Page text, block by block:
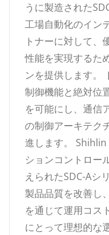
うに製造された
工場自動化のイン
トナーに対して、
性能を実現するた
ンを提供します。
制御機能と絶対位
を可能にし、通信
の制御アーキテク
進します。
ションコントロー
えられたSDC-Aシ
製品品質を改善し
を通じて運用コス
にとって理想的な